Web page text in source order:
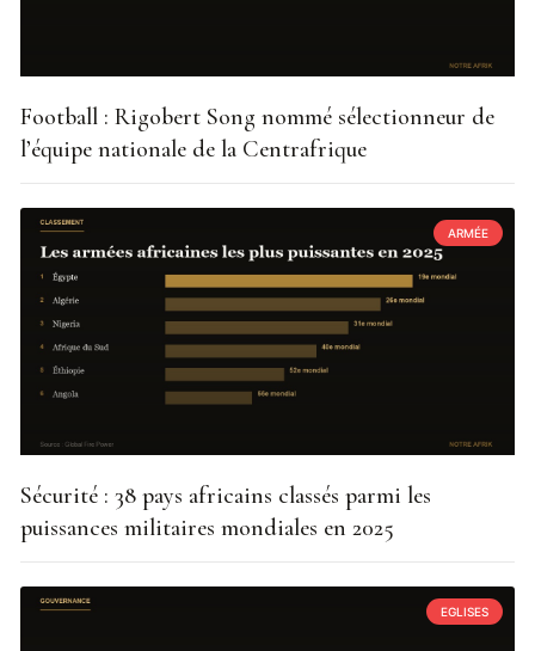
Football : Rigobert Song nommé sélectionneur de
l’équipe nationale de la Centrafrique
ARMÉE
Sécurité : 38 pays africains classés parmi les
puissances militaires mondiales en 2025
EGLISES